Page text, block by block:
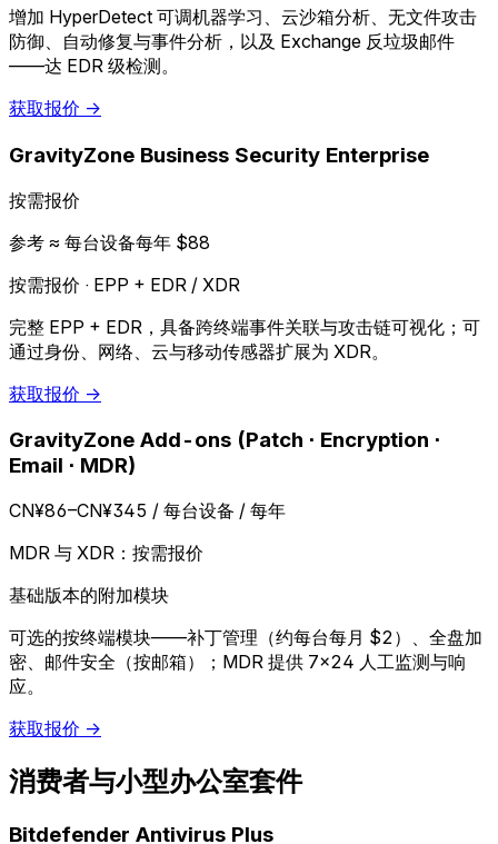
增加 HyperDetect 可调机器学习、云沙箱分析、无文件攻击
防御、自动修复与事件分析，以及 Exchange 反垃圾邮件
——达 EDR 级检测。
获取报价 →
GravityZone Business Security Enterprise
按需报价
参考 ≈ 每台设备每年 $88
按需报价 · EPP + EDR / XDR
完整 EPP + EDR，具备跨终端事件关联与攻击链可视化；可
通过身份、网络、云与移动传感器扩展为 XDR。
获取报价 →
GravityZone Add-ons (Patch · Encryption ·
Email · MDR)
CN¥86–CN¥345 / 每台设备 / 每年
MDR 与 XDR：按需报价
基础版本的附加模块
可选的按终端模块——补丁管理（约每台每月 $2）、全盘加
密、邮件安全（按邮箱）；MDR 提供 7×24 人工监测与响
应。
获取报价 →
消费者与小型办公室套件
Bitdefender Antivirus Plus